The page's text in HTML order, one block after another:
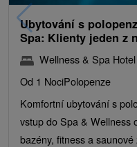
Ubytování s
Spa: Klienty jeden z
Wellness & Spa
Od 1 NociPolopenze
Komfortní ubytování s
vstup do Spa & Wellness
bazény, fitness a saunové